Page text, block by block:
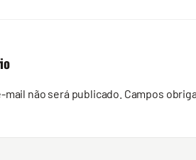
não será publicado. Campos